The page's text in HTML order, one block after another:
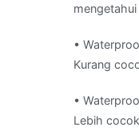
•
Kurang
•
Lebih